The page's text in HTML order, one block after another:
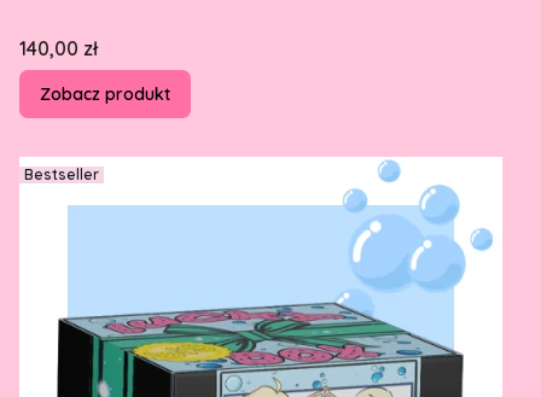
Cena
140,00 zł
Zobacz produkt
Bestseller